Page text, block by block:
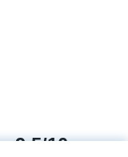
9,5/10